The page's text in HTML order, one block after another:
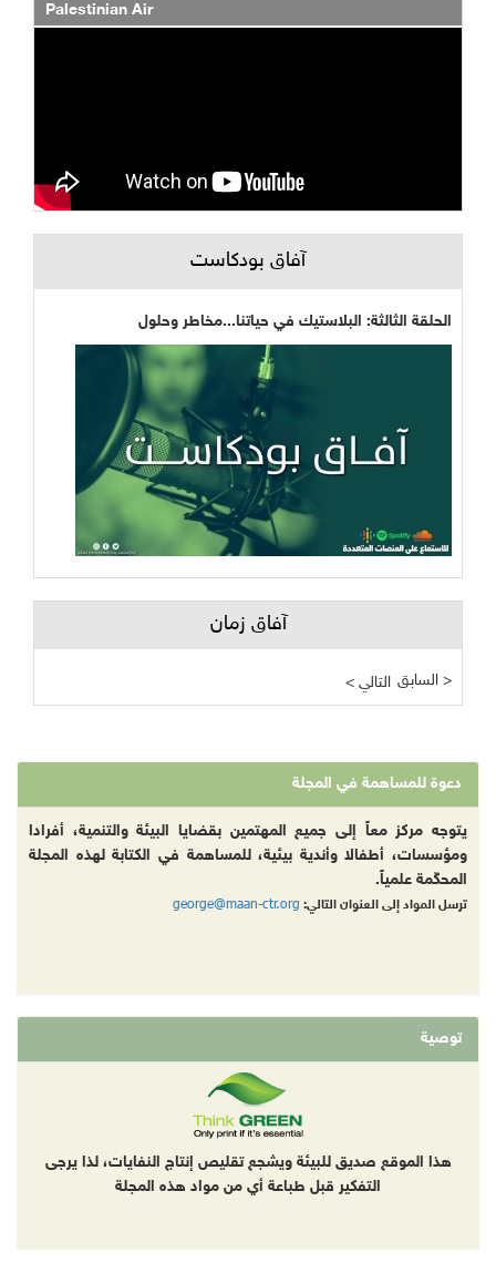
Palestinian Air
آفاق بودكاست
الحلقة الثالثة: البلاستيك في حياتنا...مخاطر وحلول
آفاق زمان
< التالي السابق >
دعوة للمساهمة في المجلة
يتوجه مركز معاً إلى جميع المهتمين بقضايا البيئة والتنمية، أفرادا
ومؤسسات، أطفالا وأندية بيئية، للمساهمة في الكتابة لهذه المجلة
المحكّمة علمياً.
ترسل المواد إلى العنوان التالي: george@maan-ctr.org
توصية
هذا الموقع صديق للبيئة ويشجع تقليص إنتاج النفايات، لذا يرجى
التفكير قبل طباعة أي من مواد هذه المجلة